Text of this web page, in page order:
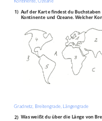
Kontinente, Ozeane
1) Auf der Karte findest du
Kontinente und Ozeane. Welcher
Gradnetz, Breitengrade, Längengrade
2) Was weißt du über die Länge von